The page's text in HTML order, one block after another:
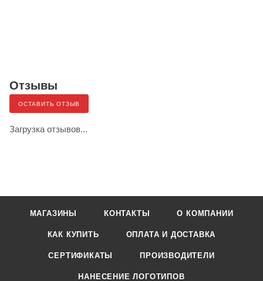
Отзывы
ОСТАВИТЬ ОТЗЫВ
Загрузка отзывов...
МАГАЗИНЫ КОНТАКТЫ О КОМПАНИИ
КАК КУПИТЬ ОПЛАТА И ДОСТАВКА
СЕРТИФИКАТЫ ПРОИЗВОДИТЕЛИ
НАНЕСЕНИЕ ЛОГОТИПОВ